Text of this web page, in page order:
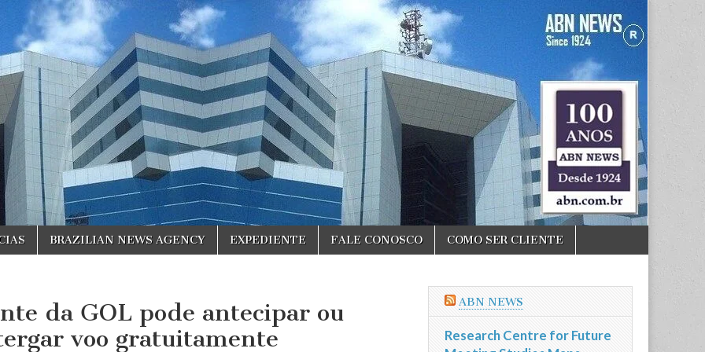
BRAZILIAN NEWS AGENCY EXPEDIENTE FALE CONOSCO COMO SER CLIENTE
da GOL pode antecipar ou
voo gratuitamente
ABN NEWS
Research Centre for Future